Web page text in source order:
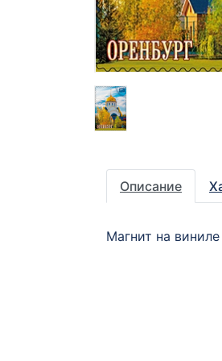
Описание
Магнит на